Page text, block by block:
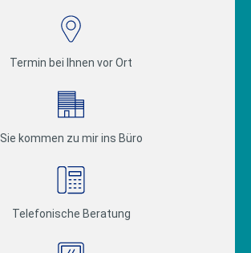
Termin bei Ihnen vor Ort
Sie kommen zu mir ins Büro
Telefonische Beratung